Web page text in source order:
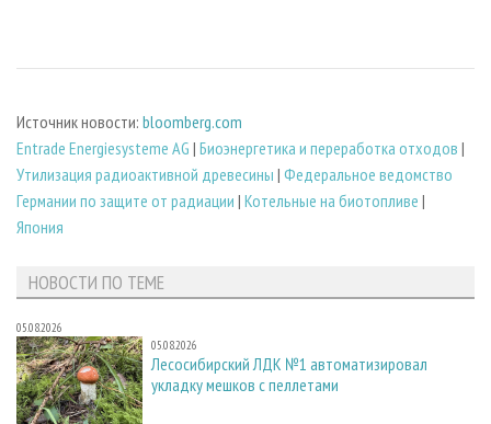
Источник новости: bloomberg.com
Entrade Energiesysteme AG | Биoэнергетика и переработка отходов |
Утилизация радиоактивной древесины | Федеральное ведомство
Германии по защите от радиации | Котельные на биотопливе |
Япония
НОВОСТИ ПО ТЕМЕ
05.08.2026
05.08.2026
Лесосибирский ЛДК №1 автоматизировал
укладку мешков с пеллетами